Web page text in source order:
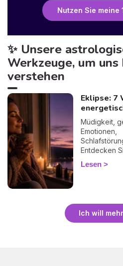
Nutzen Sie meine
✨ Unsere
Werkzeuge, um uns
verstehen
Eklipse: 7
Müdigkeit,
Emotionen,
Entdecken
bei einer
energetisch
Lesen
Ich will mehr